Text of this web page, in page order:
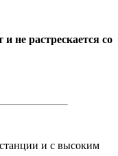
и не растрескается со
и с высоким